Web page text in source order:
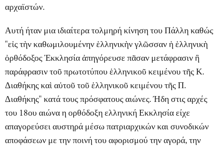
αρχαϊστών.
Αυτή ήταν μια ιδιαίτερα τολμηρή κίνηση του Πάλλη καθώς
"εἰς τὴν καθωμιλουμένην ἑλληνικὴν γλῶσσαν ἡ ἑλληνικὴ
ὀρθόδοξος Ἐκκλησία ἀπηγόρευσε πᾶσαν μετάφρασιν ἢ
παράφρασιν τοῦ πρωτοτύπου ἑλληνικοῦ κειμένου τῆς Κ.
Διαθήκης καὶ αὐτοῦ τοῦ ἑλληνικοῦ κειμένου τῆς Π.
Διαθήκης" κατά τους πρόσφατους αιώνες. Ήδη στις αρχές
του 18ου αιώνα η ορθόδοξη ελληνική Εκκλησία είχε
απαγορεύσει αυστηρά μέσω πατριαρχικών και συνοδικών
αποφάσεων με την ποινή του αφορισμού την αγορά, την